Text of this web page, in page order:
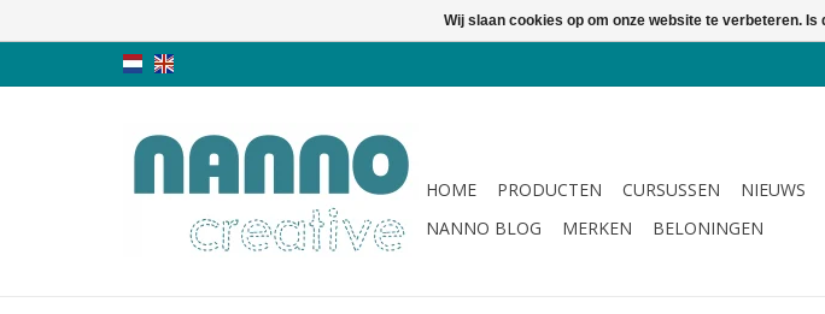
HOME PRODUCTEN CURSUSSEN NIEUWS
NANNO BLOG
MERKEN BELONINGEN
Wij slaan cookies op om onze website te verbeteren. Is